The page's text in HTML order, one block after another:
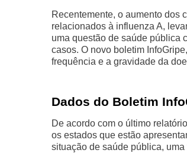
Recentemente, o aumento dos
relacionados à influenza A,
uma questão de saúde pública
casos. O novo boletim
frequência e a gravidade da
Dados do Boletim
De acordo com o último
os estados que estão
situação de saúde pública,